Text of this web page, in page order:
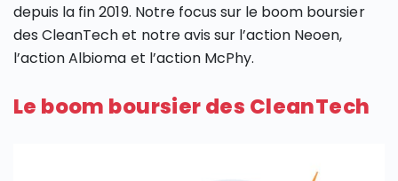
depuis la fin 2019. Notre focus sur le boom boursier
des CleanTech et notre avis sur l’action Neoen,
l’action Albioma et l’action McPhy.
Le boom boursier des CleanTech